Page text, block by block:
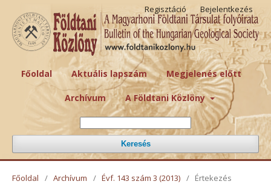
Főoldal Aktuális lapszám Megjelenés előtt
Archívum A Földtani Közlöny
Keresés
Regisztáció Bejelentkezés
Főoldal / Archívum / Évf. 143 szám 3 (2013) / Értekezés